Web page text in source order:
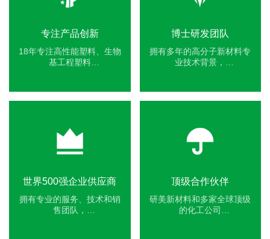
专注产品创新
18年专注高性能塑料、生物
基工程塑料
博士研发团队
拥有多年的高分子新材料专
业技术背景，
世界500强企业供应商
拥有专业的服务、技术和销
售团队，
顶级合作伙伴
研美新材料和多家全球顶级
的化工公司